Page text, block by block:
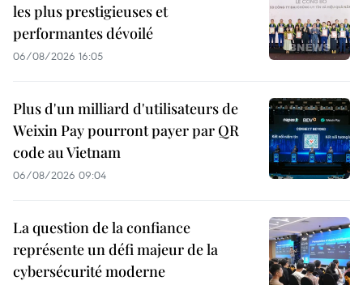
les plus prestigieuses et
performantes dévoilé
06/08/2026 16:05
Plus d'un milliard d'utilisateurs de
Weixin Pay pourront payer par QR
code au Vietnam
06/08/2026 09:04
La question de la confiance
représente un défi majeur de la
cybersécurité moderne